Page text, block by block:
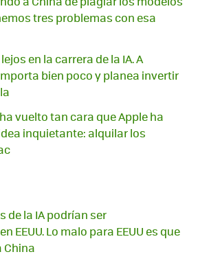
tres problemas con esa
en la carrera de la IA. A
bien poco y planea invertir
vuelto tan cara que Apple ha
inquietante: alquilar los
de la IA podrían ser
EEUU. Lo malo para EEUU es que
China